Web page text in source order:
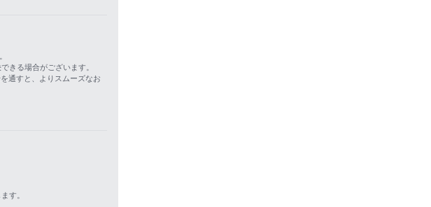
きる場合がございます。
通すと、よりスムーズなお
す。